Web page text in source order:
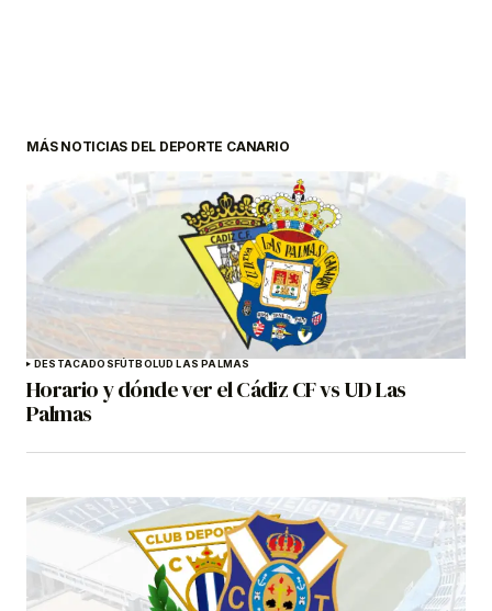
MÁS NOTICIAS DEL DEPORTE CANARIO
DESTACADOSFÚTBOLUD LAS PALMAS
Horario y dónde ver el Cádiz CF vs UD Las
Palmas